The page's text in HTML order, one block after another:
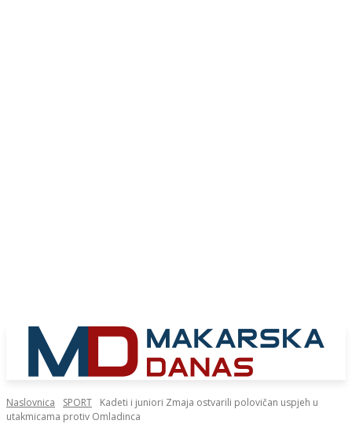
Naslovnica SPORT
Kadeti i juniori Zmaja ostvarili polovičan uspjeh u
utakmicama protiv Omladinca